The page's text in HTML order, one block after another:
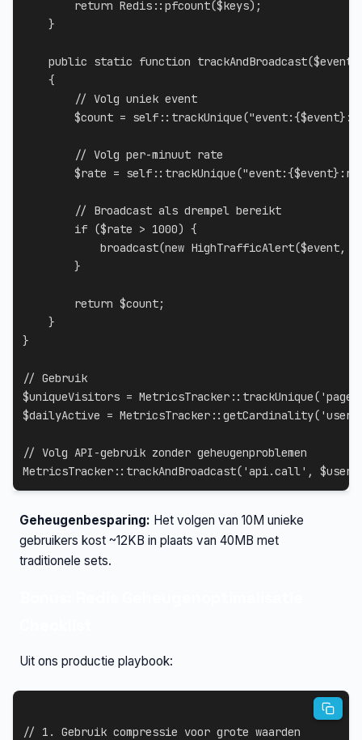
return Redis :: pfcount($keys) ;
}
public static function trackAndBroadcast($event
{
// Volg uniek event
$count = self :: trackUnique("event:{$event}
// Volg per-minuut rate
$rate = self :: trackUnique("event:{$event}
// Broadcast als drempel bereikt
if ($rate > 1000) {
broadcast(new HighTrafficAlert($event,
}
return $count;
}
}
// Gebruik
$uniqueVisitors = MetricsTracker :: trackUnique(
$dailyActive = MetricsTracker :: getCardinality(
// Volg API-gebruik zonder geheugenproblemen
MetricsTracker :: trackAndBroadcast( 'api.call' , $user
Geheugenbesparing: Het volgen van 10M unieke
gebruikers kost ~12KB in plaats van 40MB met
traditionele sets.
Uit ons productie playbook:
// 1. Gebruik compressie voor grote waarden